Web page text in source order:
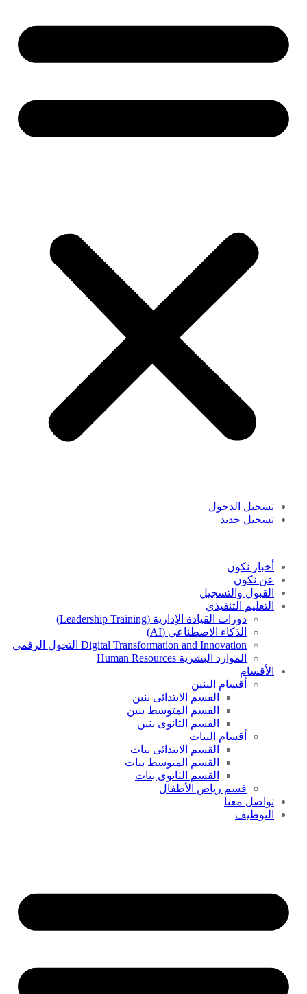
تسجيل الدخول
تسجيل جديد
أخبار نكون
عن نكون
القبول والتسجيل
التعليم التنفيذي
دورات القيادة الإدارية (Leadership Training)
الذكاء الاصطناعي (AI)
Digital Transformation and Innovation التحول الرقمي
الموارد البشرية Human Resources
الأقسام
أقسام البنين
القسم الابتدائى بنين
القسم المتوسط بنين
القسم الثانوى بنين
أقسام البنات
القسم الابتدائى بنات
القسم المتوسط بنات
القسم الثانوى بنات
قسم رياض الأطفال
تواصل معنا
التوظيف